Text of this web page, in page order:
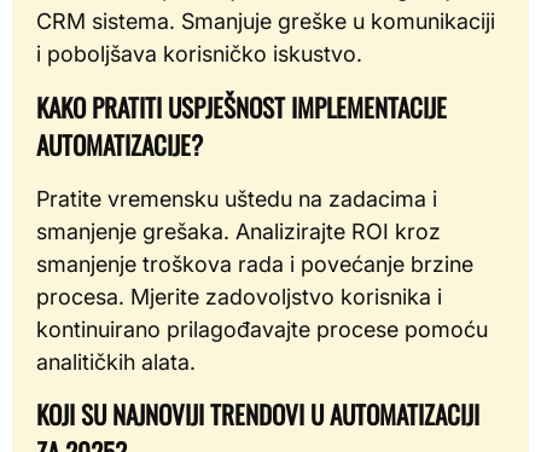
CRM sistema. Smanjuje greške u komunikaciji
i poboljšava korisničko iskustvo.
KAKO PRATITI USPJEŠNOST IMPLEMENTACIJE
AUTOMATIZACIJE?
Pratite vremensku uštedu na zadacima i
smanjenje grešaka. Analizirajte ROI kroz
smanjenje troškova rada i povećanje brzine
procesa. Mjerite zadovoljstvo korisnika i
kontinuirano prilagođavajte procese pomoću
analitičkih alata.
KOJI SU NAJNOVIJI TRENDOVI U AUTOMATIZACIJI